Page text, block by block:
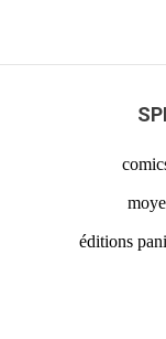
éditions